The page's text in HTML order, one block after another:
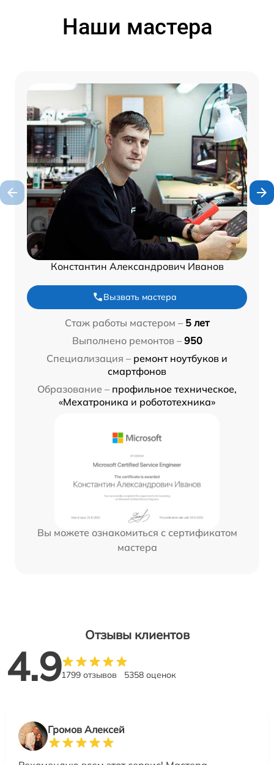
Наши мастера
Константин Александрович Иванов
Вызвать мастера
Стаж работы мастером – 5 лет
Выполнено ремонтов – 950
Специализация – ремонт ноутбуков и
смартфонов
Образование – профильное техническое,
«Мехатроника и робототехника»
Вы можете ознакомиться с сертификатом
мастера
Отзывы клиентов
4.91799 отзывов 5358 оценок
Громов Алексей